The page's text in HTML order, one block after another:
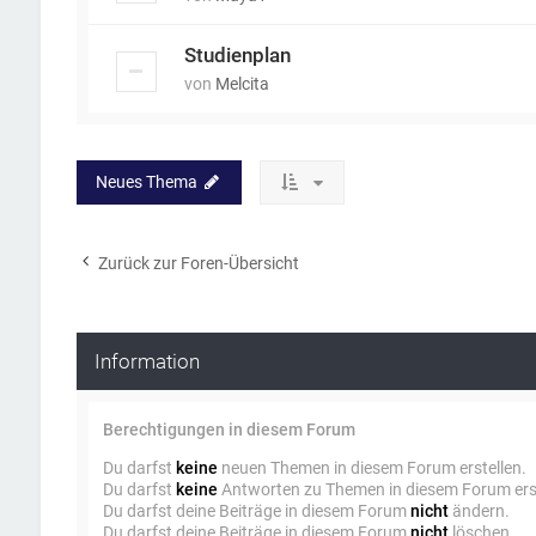
Studienplan
von Melcita
Neues Thema
Zurück zur Foren-Übersicht
Information
Berechtigungen in diesem Forum
Du darfst keine neuen Themen in diesem Forum erstellen.
Du darfst keine Antworten zu Themen in diesem Forum
Du darfst deine Beiträge in diesem Forumnichtändern.